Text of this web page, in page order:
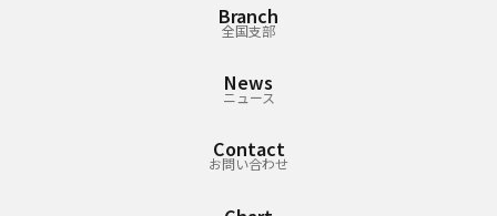
Branch
全国支部
News
ニュース
Contact
お問い合わせ